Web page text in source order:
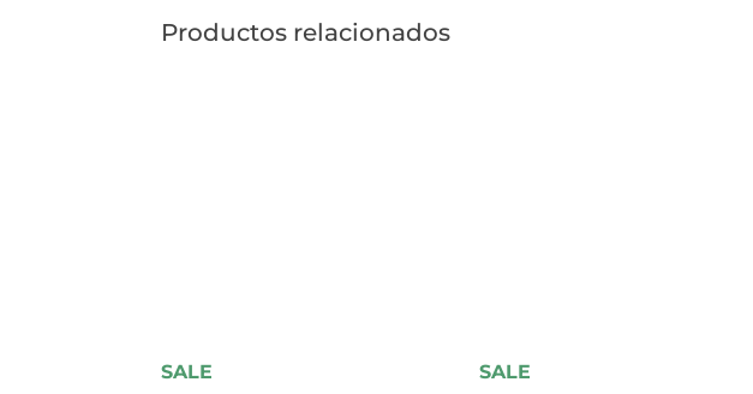
Productos relacionados
SALE
SALE